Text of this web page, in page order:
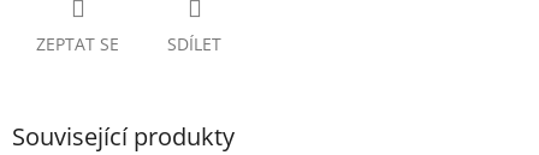
ZEPTAT SE SDÍLET
Související produkty